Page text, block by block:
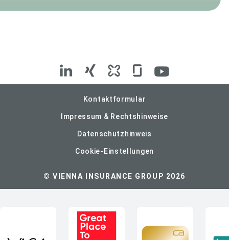
VIG
auf
LinkedIn
VIG
auf
Xing
VIG
auf
Kununu
VIG
auf
Glassdoor
VIG
YouTube
© VIENNA INSURANCE GROUP 2026
Kontaktformular
Impressum & Rechtshinweise
Datenschutzhinweis
Cookie-Einstellungen